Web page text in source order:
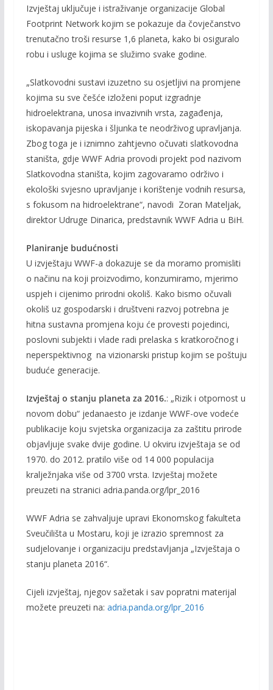
Izvještaj uključuje i istraživanje organizacije Global
Footprint Network kojim se pokazuje da čovječanstvo
trenutačno troši resurse 1,6 planeta, kako bi osiguralo
robu i usluge kojima se služimo svake godine.
„Slatkovodni sustavi izuzetno su osjetljivi na promjene
kojima su sve češće izloženi poput izgradnje
hidroelektrana, unosa invazivnih vrsta, zagađenja,
iskopavanja pijeska i šljunka te neodrživog upravljanja.
Zbog toga je i iznimno zahtjevno očuvati slatkovodna
staništa, gdje WWF Adria provodi projekt pod nazivom
Slatkovodna staništa, kojim zagovaramo održivo i
ekološki svjesno upravljanje i korištenje vodnih resursa,
s fokusom na hidroelektrane“, navodi Zoran Mateljak,
direktor Udruge Dinarica, predstavnik WWF Adria u BiH.
Planiranje budućnosti
U izvještaju WWF-a dokazuje se da moramo promisliti
o načinu na koji proizvodimo, konzumiramo, mjerimo
uspjeh i cijenimo prirodni okoliš. Kako bismo očuvali
okoliš uz gospodarski i društveni razvoj potrebna je
hitna sustavna promjena koju će provesti pojedinci,
poslovni subjekti i vlade radi prelaska s kratkoročnog i
neperspektivnog na vizionarski pristup kojim se poštuju
buduće generacije.
Izvještaj o stanju planeta za 2016.: „Rizik i otpornost u
novom dobu“ jedanaesto je izdanje WWF-ove vodeće
publikacije koju svjetska organizacija za zaštitu prirode
objavljuje svake dvije godine. U okviru izvještaja se od
1970. do 2012. pratilo više od 14 000 populacija
kralježnjaka više od 3700 vrsta. Izvještaj možete
preuzeti na stranici adria.panda.org/lpr_2016
WWF Adria se zahvaljuje upravi Ekonomskog fakulteta
Sveučilišta u Mostaru, koji je izrazio spremnost za
sudjelovanje i organizaciju predstavljanja „Izvještaja o
stanju planeta 2016“.
Cijeli izvještaj, njegov sažetak i sav popratni materijal
možete preuzeti na: adria.panda.org/lpr_2016